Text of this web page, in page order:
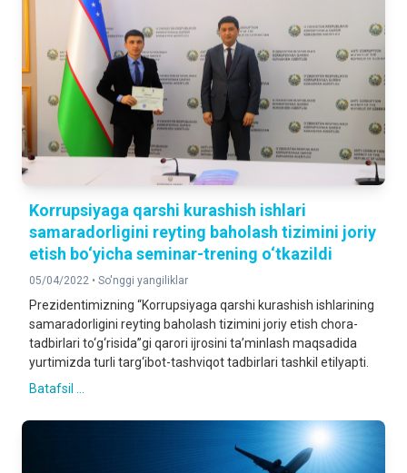
Korrupsiyaga qarshi kurashish ishlari
samaradorligini reyting baholash tizimini joriy
etish bo‘yicha seminar-trening o‘tkazildi
05/04/2022 • So'nggi yangiliklar
Prezidentimizning “Korrupsiyaga qarshi kurashish ishlarining
samaradorligini reyting baholash tizimini joriy etish chora-
tadbirlari to‘g‘risida”gi qarori ijrosini ta’minlash maqsadida
yurtimizda turli targ‘ibot-tashviqot tadbirlari tashkil etilyapti.
Batafsil ...